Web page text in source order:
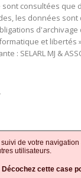
consultées
les données
et
: SELARL MJ &